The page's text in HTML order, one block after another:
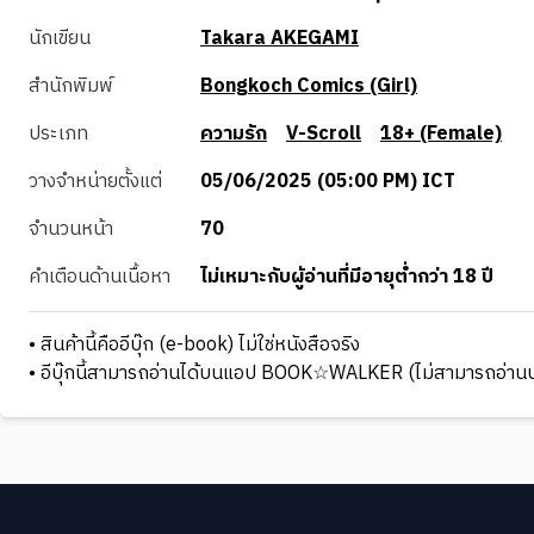
นักเขียน
Takara AKEGAMI
สำนักพิมพ์
Bongkoch Comics (Girl)
ประเภท
ความรัก V-Scroll 18+ (Female)
วางจำหน่ายตั้งแต่
05/06/2025 (05:00 PM) ICT
จำนวนหน้า
70
คำเตือนด้านเนื้อหา
ไม่เหมาะกับผู้อ่านที่มีอายุต่ำกว่า 18 ปี
• สินค้านี้คืออีบุ๊ก (e-book) ไม่ใช่หนังสือจริง
• อีบุ๊กนี้สามารถอ่านได้บนแอป BOOK☆WALKER (ไม่สามารถอ่าน